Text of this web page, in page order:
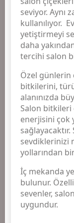
seviyor. Aynı
kullanılıyor.
yetiştirmeyi
daha
tercihi salon
Özel günlerin
bitkilerini,
alanınızda
Salon
enerjisini çok
sevdiklerinizi
yollarından
İç mekanda
bulunur.
sevenler,
uygundur.